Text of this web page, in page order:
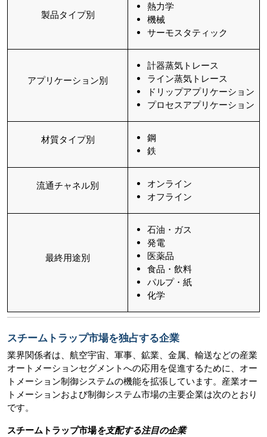
製品タイプ別
熱力学
機械
サーモスタティック
アプリケーション別
計器蒸気トレース
ライン蒸気トレース
ドリップアプリケーション
プロセスアプリケーション
材質タイプ別
鋼
鉄
流通チャネル別
オンライン
オフライン
最終用途別
石油・ガス
発電
医薬品
食品・飲料
パルプ・紙
化学
スチームトラップ市場を独占する企業
業界関係者は、航空宇宙、軍事、鉱業、金属、輸送などの産業
オートメーションセグメントへの応用を促進するために、オー
トメーション制御システムの機能を拡張しています。産業オー
トメーションおよび制御システム市場の主要企業は次のとおり
です。
スチームトラップ市場を支配する注目の企業